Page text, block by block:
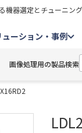
器選定とチューニン
ューション・事例
画像処理用の製品検索